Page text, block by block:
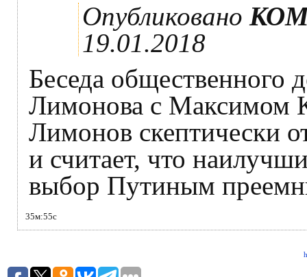
Опубликовано
19.01.2018
Беседа общественного
Лимонова с Максимом
Лимонов скептически
и считает, что
выбор Путиным
35м:55с